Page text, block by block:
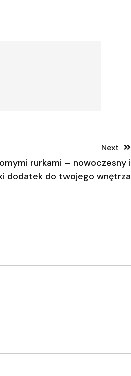
Next
rurkami – nowoczesny i
dodatek do twojego wnętrza